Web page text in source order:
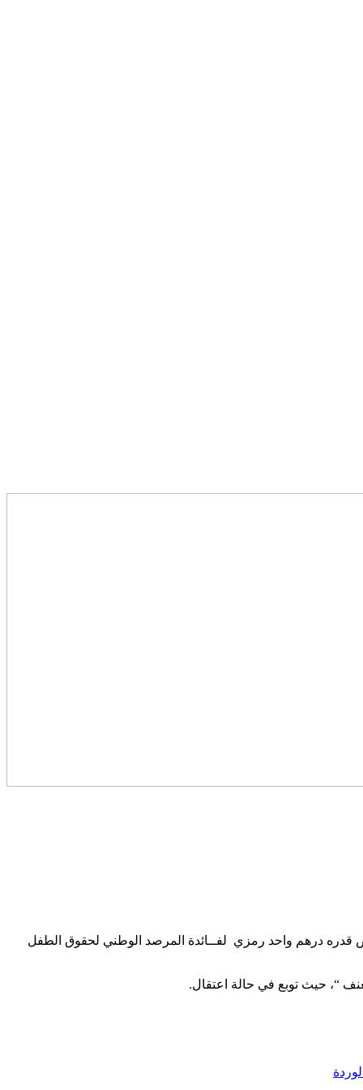
نافذا وأدائه للمُطاِلبة بالحق المدني تعويضاً مدنياً قدره 70 ألف درهم وبِأداء تعويض قدره درهم واحد رمزي لفــائدة المرصد الوطني لحقوق الطفل